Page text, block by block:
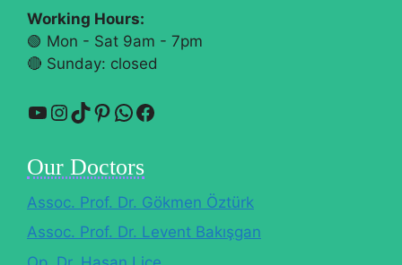
Working Hours:
🟢 Mon - Sat 9am - 7pm
🔴​ Sunday: closed
YouTube
Instagram
TikTok
Pinterest
WhatsApp
Facebook
Our Doctors
Assoc. Prof. Dr. Gökmen Öztürk
Assoc. Prof. Dr. Levent Bakışgan